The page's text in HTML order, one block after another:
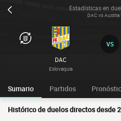
Estadísticas en
DAC vs Austria
DAC
Eslovaquia
VS
Sumario Partidos
Histórico de duelos directos desde